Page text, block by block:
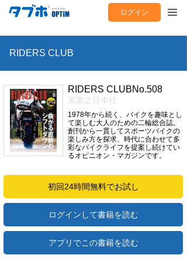
ログイン
RIDERS CLUB
RIDERS CLUBNo.508
実業之日本社
1978年から続く、バイクを趣味とし
て楽しむ大人のための二輪総合誌。
創刊から一貫してスポーツバイクの
楽しみ方を探求、時代に合わせて多
彩なバイクライフを提案し続けてい
るオピニオン・マガジンです。
初回24時間無料でお試し
ログインして書籍を読む
アプリでこの書籍を読む